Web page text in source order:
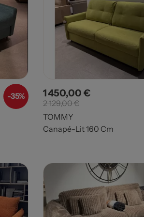
-35% Prix
1 450,00 €Prix de base
2 129,00 €
TOMMY
Canapé-Lit 160 Cm